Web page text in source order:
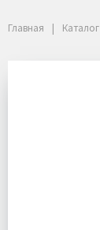
Главная Каталог